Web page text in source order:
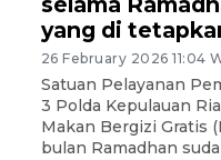
yang di
26 February 2026 11:04
Satuan Pelayanan
3 Polda Kepulauan
Makan Bergizi Gratis
bulan Ramadhan